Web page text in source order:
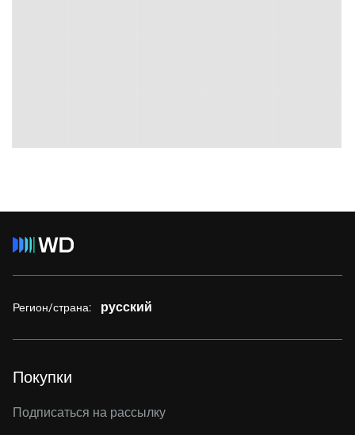
Регион/страна: русский
Покупки
Подписаться на рассылку